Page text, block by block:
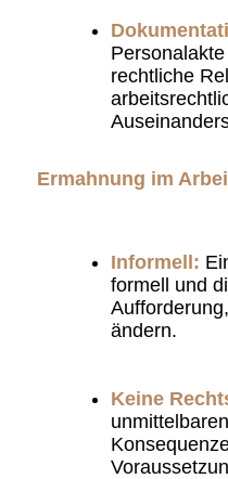
rechtliche
Ermahnung im
Informell:
formell und
ändern.
Keine